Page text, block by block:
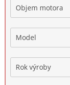
Objem motora
Model
Rok výroby